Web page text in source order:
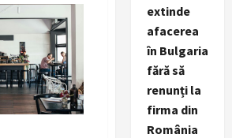
extinde
afacerea
în Bulgaria
fără să
renunți la
firma din
România